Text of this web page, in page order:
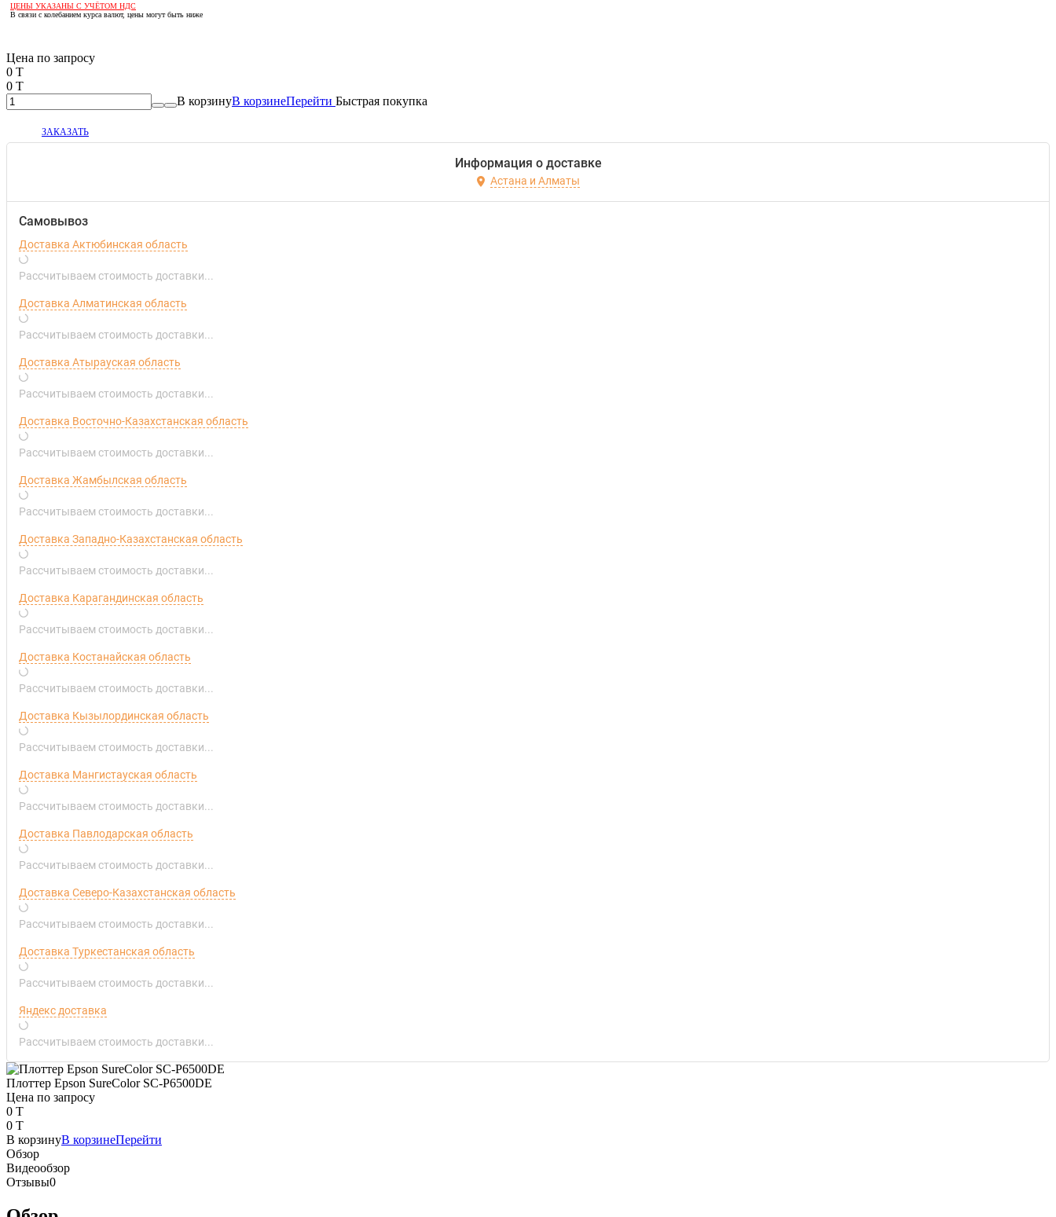
ЦЕНЫ УКАЗАНЫ С УЧЁТОМ НДС
В связи с колебанием курса валют, цены могут быть ниже
Цена по запросу
0 T
0 T
В корзинуВ корзинеПерейти Быстрая покупка
ЗАКАЗАТЬ
Информация о доставке
Астана и Алматы
Самовывоз
Доставка Актюбинская область
Рассчитываем стоимость доставки...
Доставка Алматинская область
Рассчитываем стоимость доставки...
Доставка Атырауская область
Рассчитываем стоимость доставки...
Доставка Восточно-Казахстанская область
Рассчитываем стоимость доставки...
Доставка Жамбылская область
Рассчитываем стоимость доставки...
Доставка Западно-Казахстанская область
Рассчитываем стоимость доставки...
Доставка Карагандинская область
Рассчитываем стоимость доставки...
Доставка Костанайская область
Рассчитываем стоимость доставки...
Доставка Кызылординская область
Рассчитываем стоимость доставки...
Доставка Мангистауская область
Рассчитываем стоимость доставки...
Доставка Павлодарская область
Рассчитываем стоимость доставки...
Доставка Северо-Казахстанская область
Рассчитываем стоимость доставки...
Доставка Туркестанская область
Рассчитываем стоимость доставки...
Яндекс доставка
Рассчитываем стоимость доставки...
Плоттер Epson SureColor SC-P6500DE
Цена по запросу
0 T
0 T
В корзинуВ корзинеПерейти
Обзор
Видеообзор
Отзывы0